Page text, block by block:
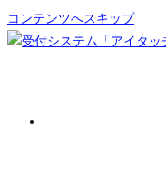
コンテンツへスキップ